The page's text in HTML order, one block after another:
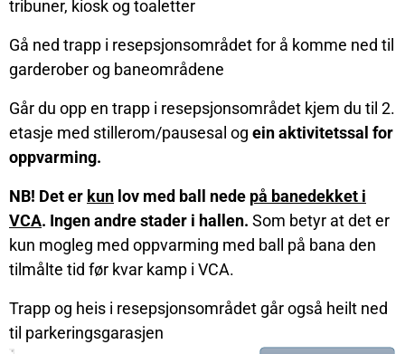
tribuner, kiosk og toaletter
Gå ned trapp i resepsjonsområdet for å komme ned til
garderober og baneområdene
Går du opp en trapp i resepsjonsområdet kjem du til 2.
etasje med stillerom/pausesal og ein aktivitetssal for
oppvarming.
NB! Det er kun lov med ball nede på banedekket i
VCA. Ingen andre stader i hallen. Som betyr at det er
kun mogleg med oppvarming med ball på bana den
tilmålte tid før kvar kamp i VCA.
Trapp og heis i resepsjonsområdet går også heilt ned
til parkeringsgarasjen